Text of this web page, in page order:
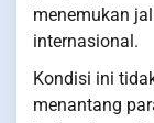
menemukan
internasional.
Kondisi ini
menantang